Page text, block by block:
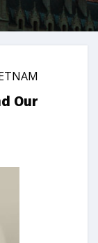
Our